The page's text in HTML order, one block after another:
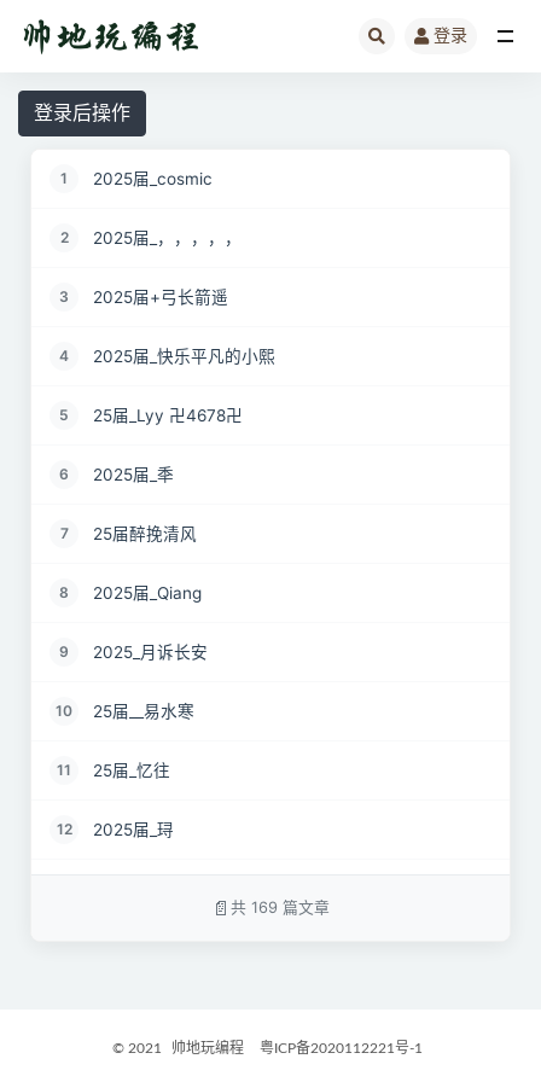
登录
登录后操作
1 2025届_cosmic
2 2025届_，，，，，
3 2025届+弓长箭遥
4 2025届_快乐平凡的小熙
5 25届_Lyy 卍4678卍
6 2025届_秊
7 25届醉挽清风
8 2025届_Qiang
9 2025_月诉长安
10 25届__易水寒
11 25届_忆往
12 2025届_𬍤
共 169 篇文章
© 2021 帅地玩编程 粤ICP备2020112221号-1